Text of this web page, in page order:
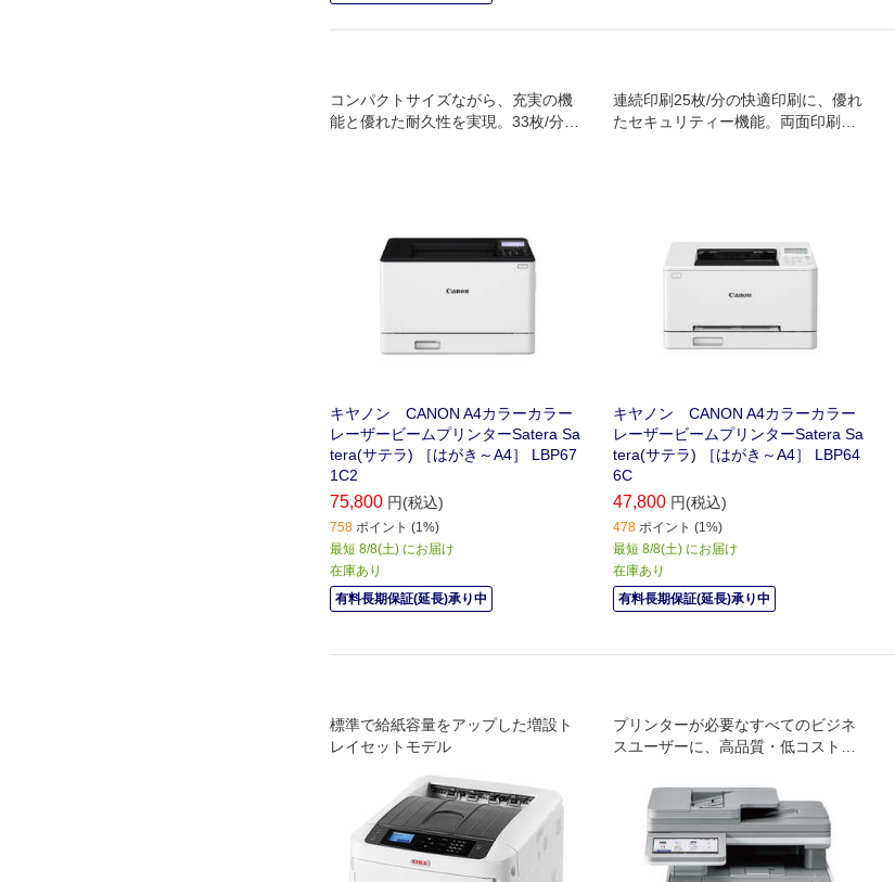
コンパクトサイズながら、充実の機
能と優れた耐久性を実現。33枚/分の
キヤノン CANON A4カラーカラー
レーザービームプリンターSatera Sa
tera(サテラ) ［はがき～A4］ LBP67
1C2
75,800 円(税込)
758 ポイント (1%)
最短 8/8(土) にお届け
在庫あり
有料長期保証(延長)承り中
連続印刷25枚/分の快適印刷に、優れ
たセキュリティー機能。両面印刷や
キヤノン CANON A4カラーカラー
レーザービームプリンターSatera Sa
tera(サテラ) ［はがき～A4］ LBP64
6C
47,800 円(税込)
478 ポイント (1%)
最短 8/8(土) にお届け
在庫あり
有料長期保証(延長)承り中
標準で給紙容量をアップした増設ト
レイセットモデル
プリンターが必要なすべてのビジネ
スユーザーに、高品質・低コストを
複合機 ［プリンター・コピー・スキ
ャナー・ファクス］